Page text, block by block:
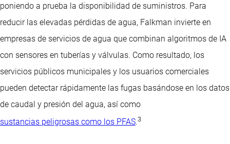
poniendo a prueba la disponibilidad de suministros. Para
reducir las elevadas pérdidas de agua, Falkman invierte en
empresas de servicios de agua que combinan algoritmos de IA
con sensores en tuberías y válvulas. Como resultado, los
servicios públicos municipales y los usuarios comerciales
pueden detectar rápidamente las fugas basándose en los datos
de caudal y presión del agua, así como
sustancias peligrosas como los PFAS.3